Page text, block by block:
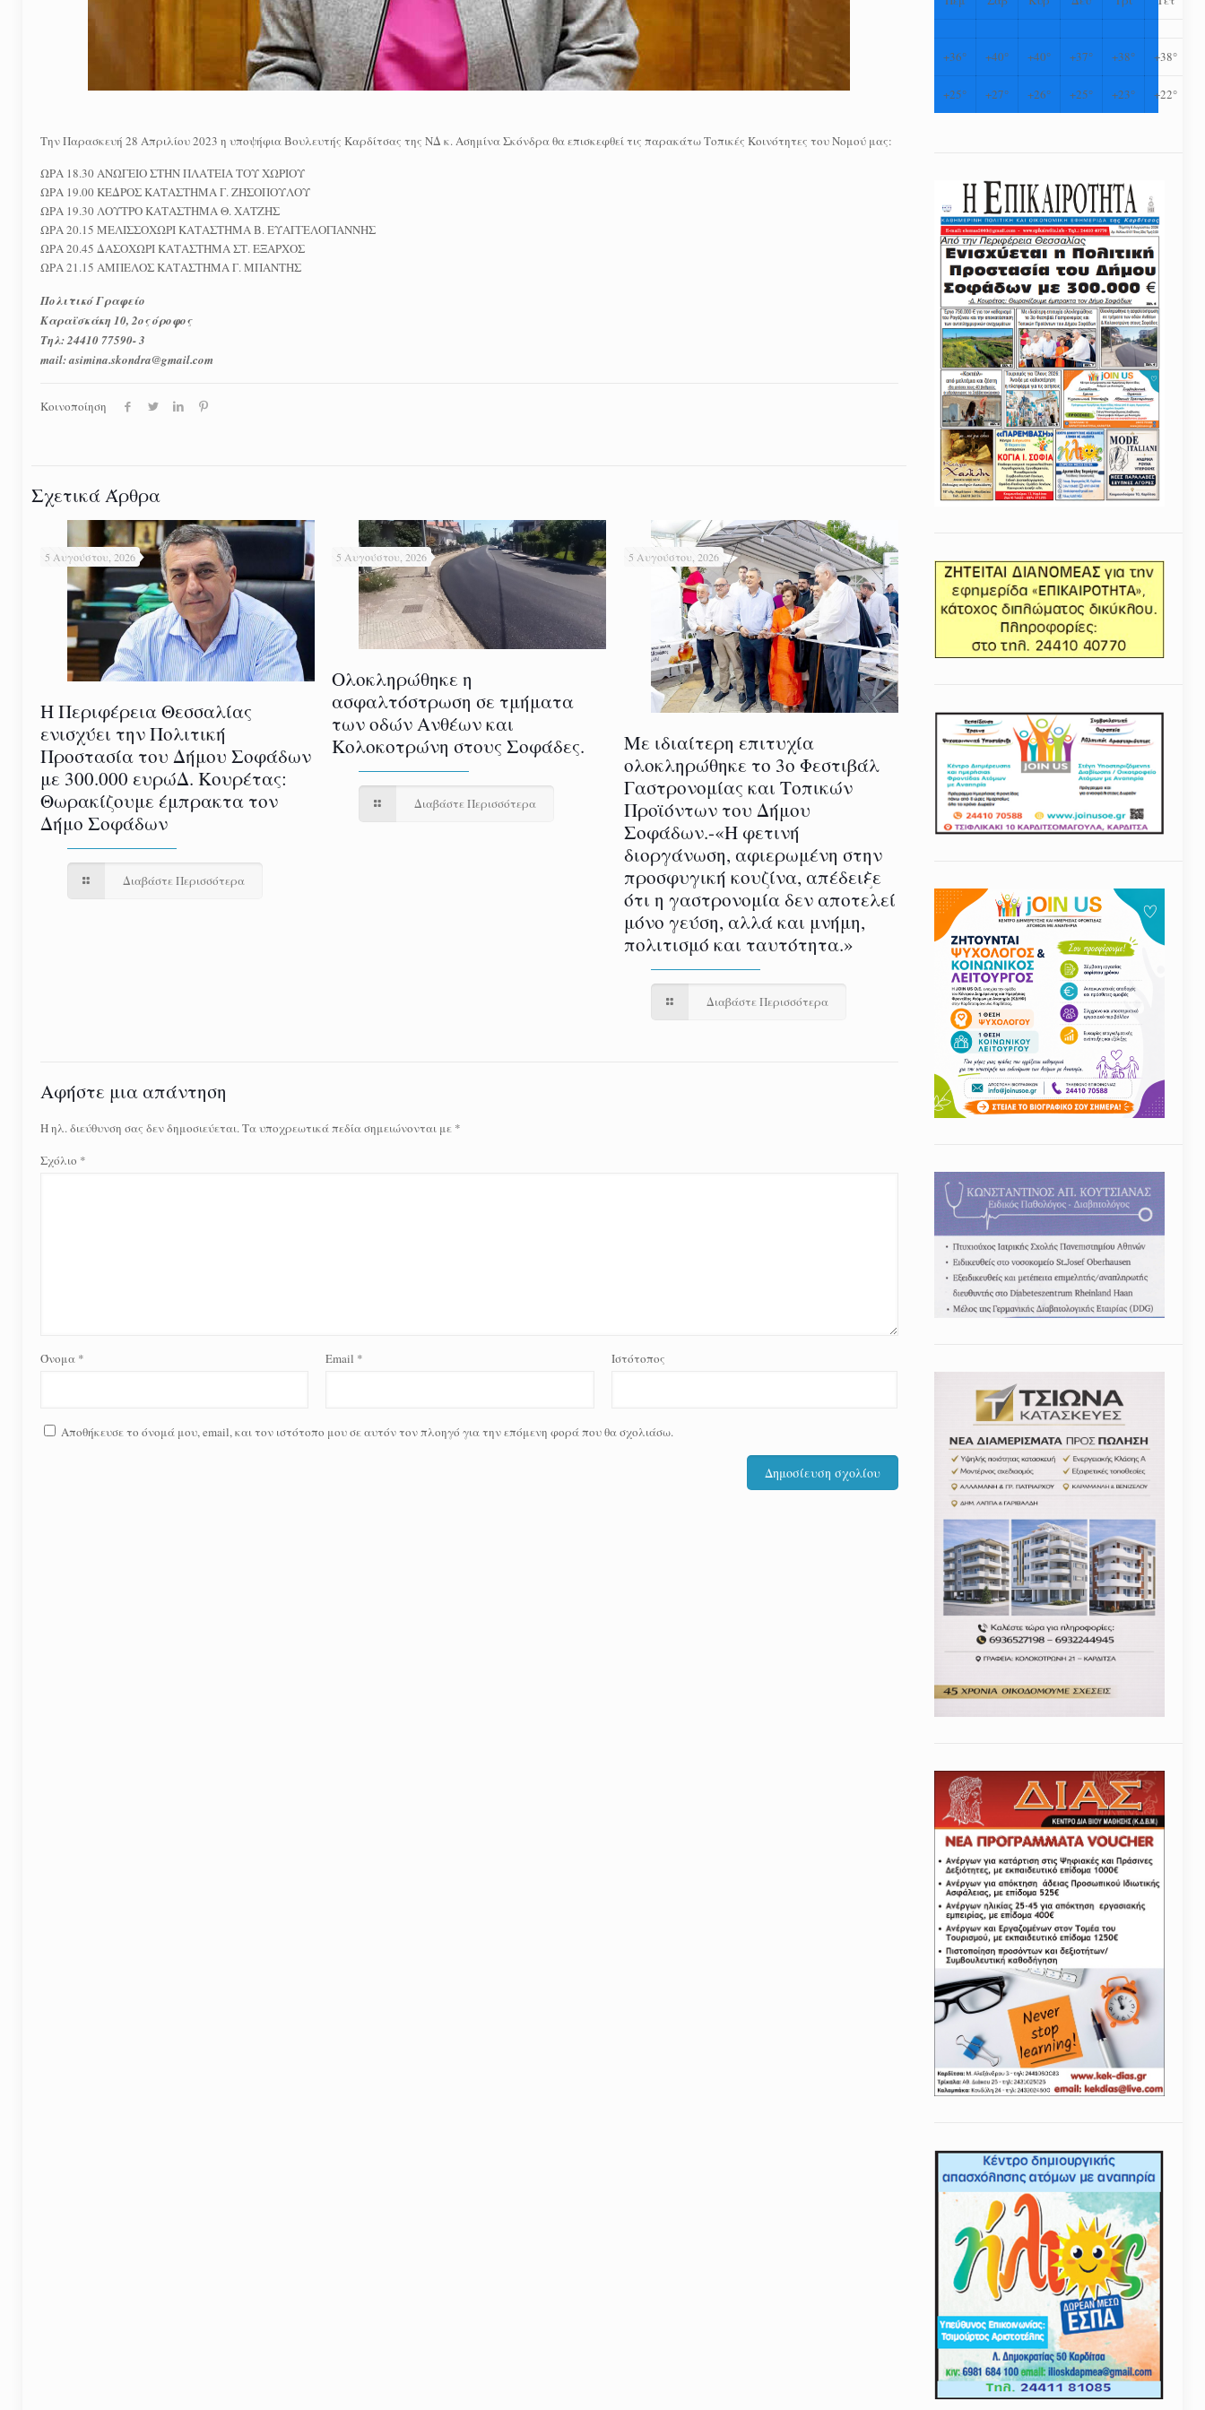
Την Παρασκευή 28 Απριλίου 2023 η υποψήφια Βουλευτής Καρδίτσας της ΝΔ κ. Ασημίνα Σκόνδρα θα επισκεφθεί τις παρακάτω Τοπικές Κοινότητες του Νομού μας:
ΩΡΑ 18.30 ΑΝΩΓΕΙΟ ΣΤΗΝ ΠΛΑΤΕΙΑ ΤΟΥ ΧΩΡΙΟΥ
ΩΡΑ 19.00 ΚΕΔΡΟΣ ΚΑΤΑΣΤΗΜΑ Γ. ΖΗΣΟΠΟΥΛΟΥ
ΩΡΑ 19.30 ΛΟΥΤΡΟ ΚΑΤΑΣΤΗΜΑ Θ. ΧΑΤΖΗΣ
ΩΡΑ 20.15 ΜΕΛΙΣΣΟΧΩΡΙ ΚΑΤΑΣΤΗΜΑ Β. ΕΥΑΓΓΕΛΟΓΙΑΝΝΗΣ
ΩΡΑ 20.45 ΔΑΣΟΧΩΡΙ ΚΑΤΑΣΤΗΜΑ ΣΤ. ΕΞΑΡΧΟΣ
ΩΡΑ 21.15 ΑΜΠΕΛΟΣ ΚΑΤΑΣΤΗΜΑ Γ. ΜΠΑΝΤΗΣ
Πολιτικό Γραφείο
Καραϊσκάκη 10, 2ος όροφος
Τηλ: 24410 77590- 3
mail: asimina.skondra@gmail.com
Κοινοποίηση
Σχετικά Άρθρα
5 Αυγούστου, 2026
Η Περιφέρεια Θεσσαλίας
ενισχύει την Πολιτική
Προστασία του Δήμου Σοφάδων
με 300.000 ευρώΔ. Κουρέτας:
Θωρακίζουμε έμπρακτα τον
Δήμο Σοφάδων
Διαβάστε Περισσότερα
5 Αυγούστου, 2026
Ολοκληρώθηκε η
ασφαλτόστρωση σε τμήματα
των οδών Ανθέων και
Κολοκοτρώνη στους Σοφάδες.
Διαβάστε Περισσότερα
5 Αυγούστου, 2026
Με ιδιαίτερη επιτυχία
ολοκληρώθηκε το 3ο Φεστιβάλ
Γαστρονομίας και Τοπικών
Προϊόντων του Δήμου
Σοφάδων.-«Η φετινή
διοργάνωση, αφιερωμένη στην
προσφυγική κουζίνα, απέδειξε
ότι η γαστρονομία δεν αποτελεί
μόνο γεύση, αλλά και μνήμη,
πολιτισμό και ταυτότητα.»
Διαβάστε Περισσότερα
Αφήστε μια απάντηση
Η ηλ. διεύθυνση σας δεν δημοσιεύεται.Τα υποχρεωτικά πεδία σημειώνονται με *
Σχόλιο *
Όνομα * Email * Ιστότοπος
Αποθήκευσε το όνομά μου, email, και τον ιστότοπο μου σε αυτόν τον πλοηγό για την επόμενη φορά που θα σχολιάσω.
+36° +40° +40° +37° +38° +38°
+25° +27° +26° +25° +23° +22°